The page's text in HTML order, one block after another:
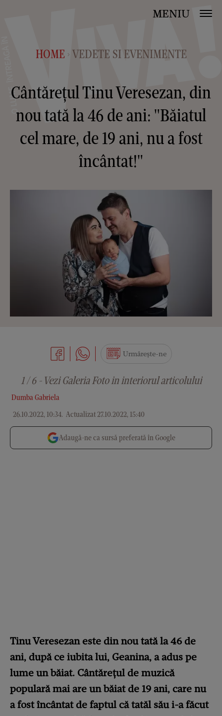
MENIU
HOME > VEDETE SI EVENIMENTE
Cântărețul Tinu Veresezan, din
nou tată la 46 de ani: "Băiatul
cel mare, de 19 ani, nu a fost
încântat!"
Dumba Gabriela
26.10.2022, 10:34. Actualizat 27.10.2022, 15:40
Urmărește-ne
1 / 6 - Vezi Galeria Foto in interiorul articolului
Adaugă-ne ca sursă preferată în Google
Tinu Veresezan este din nou tată la 46 de
ani, după ce iubita lui, Geanina, a adus pe
lume un băiat. Cântărețul de muzică
populară mai are un băiat de 19 ani, care nu
a fost încântat de faptul că tatăl său i-a făcut